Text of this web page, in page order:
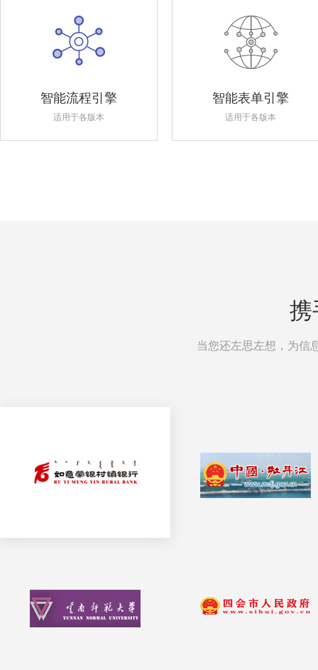
智能流程引擎
适用于各版本
智能表单引擎
适用于各版本
携
当您还左思左想，为信